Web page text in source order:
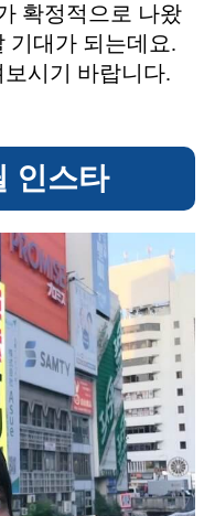
확정적으로 나왔
기대가 되는데요.
시기 바랍니다.
인스타